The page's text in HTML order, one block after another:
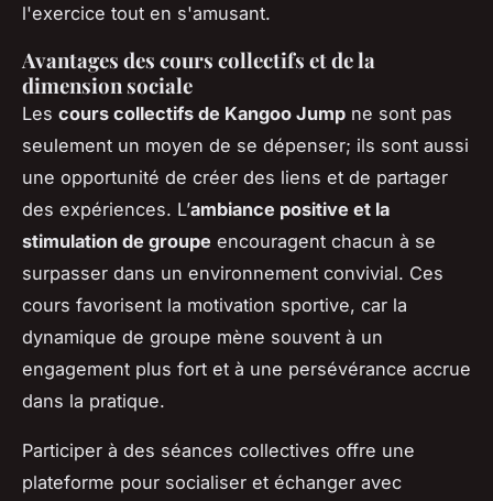
l'exercice tout en s'amusant.
Avantages des cours collectifs et de la
dimension sociale
Les cours collectifs de Kangoo Jump ne sont pas
seulement un moyen de se dépenser; ils sont aussi
une opportunité de créer des liens et de partager
des expériences. L’ambiance positive et la
stimulation de groupe encouragent chacun à se
surpasser dans un environnement convivial. Ces
cours favorisent la motivation sportive, car la
dynamique de groupe mène souvent à un
engagement plus fort et à une persévérance accrue
dans la pratique.
Participer à des séances collectives offre une
plateforme pour socialiser et échanger avec